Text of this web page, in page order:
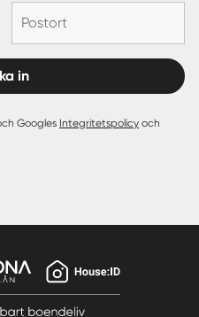
Postort
in
Googles Integritetspolicy och